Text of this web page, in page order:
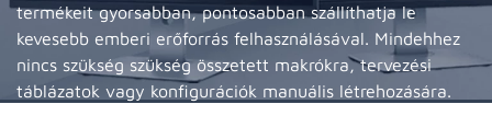
termékeit gyorsabban, pontosabban szállíthatja le
kevesebb emberi erőforrás felhasználásával. Mindehhez
nincs szükség szükség összetett makrókra, tervezési
táblázatok vagy konfigurációk manuális létrehozására.